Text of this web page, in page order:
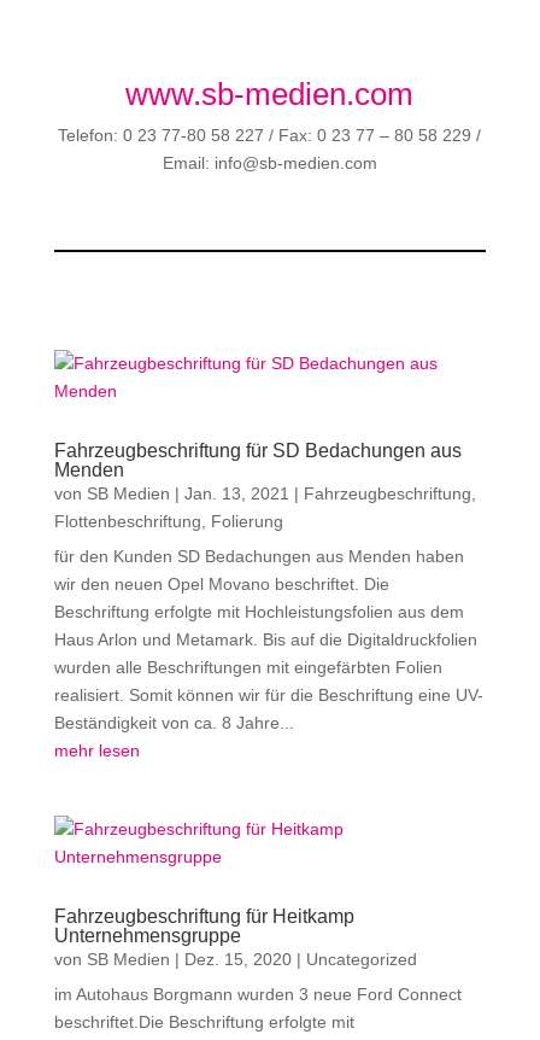
www.sb-medien.com
Telefon: 0 23 77-80 58 227 / Fax: 0 23 77 – 80 58 229 /
Email: info@sb-medien.com
Fahrzeugbeschriftung für SD Bedachungen aus
Menden
von SB Medien | Jan. 13, 2021 | Fahrzeugbeschriftung
Flottenbeschriftung
Folierung
für den Kunden SD Bedachungen aus Menden haben
wir den neuen Opel Movano beschriftet. Die
Beschriftung erfolgte mit Hochleistungsfolien aus dem
Haus Arlon und Metamark. Bis auf die Digitaldruckfolien
wurden alle Beschriftungen mit eingefärbten Folien
realisiert. Somit können wir für die Beschriftung eine UV-
Beständigkeit von ca. 8 Jahre...
mehr lesen
Fahrzeugbeschriftung für Heitkamp
Unternehmensgruppe
von SB Medien | Dez. 15, 2020| Uncategorized
im Autohaus Borgmann wurden 3 neue Ford Connect
beschriftet.Die Beschriftung erfolgte mit